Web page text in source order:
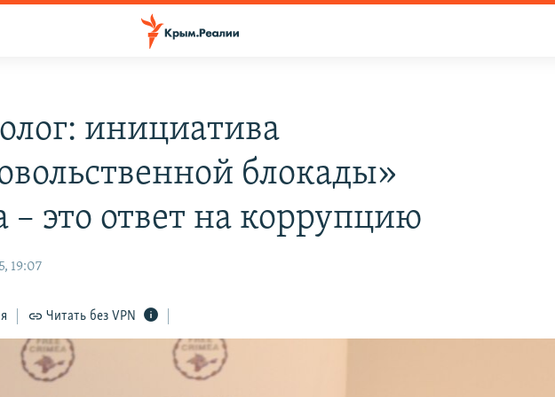
инициатива
блокады»
это ответ на коррупцию
19:07
Читать без VPN